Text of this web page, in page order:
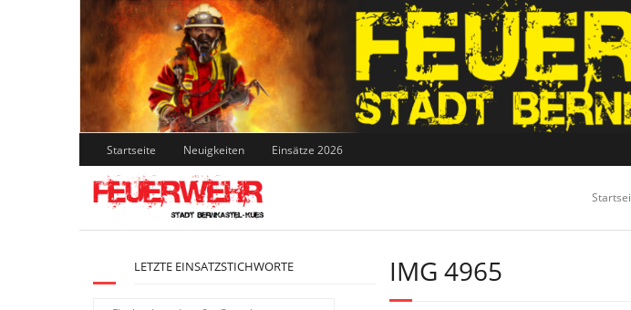
Skip
to
content
Startseite Neuigkeiten Einsätze 2026
IMG 4965
LETZTE EINSATZSTICHWORTE